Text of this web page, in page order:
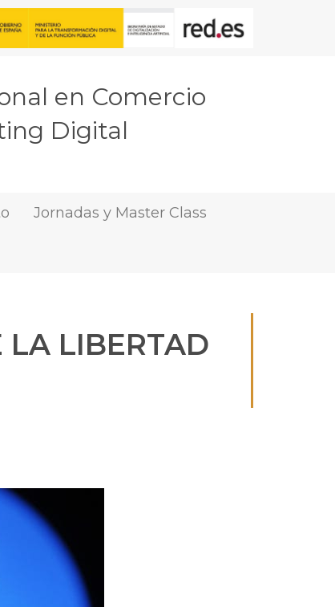
en Comercio
Digital
Jornadas y Master Class
LA LIBERTAD